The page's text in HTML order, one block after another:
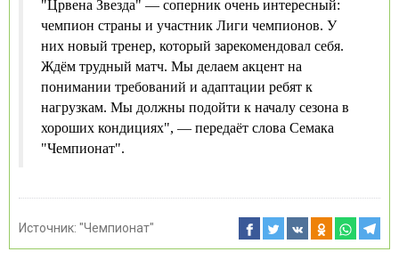
"Црвена Звезда" — соперник очень интересный:
чемпион страны и участник Лиги чемпионов. У
них новый тренер, который зарекомендовал себя.
Ждём трудный матч. Мы делаем акцент на
понимании требований и адаптации ребят к
нагрузкам. Мы должны подойти к началу сезона в
хороших кондициях", — передаёт слова Семака
"Чемпионат".
Источник: "Чемпионат"